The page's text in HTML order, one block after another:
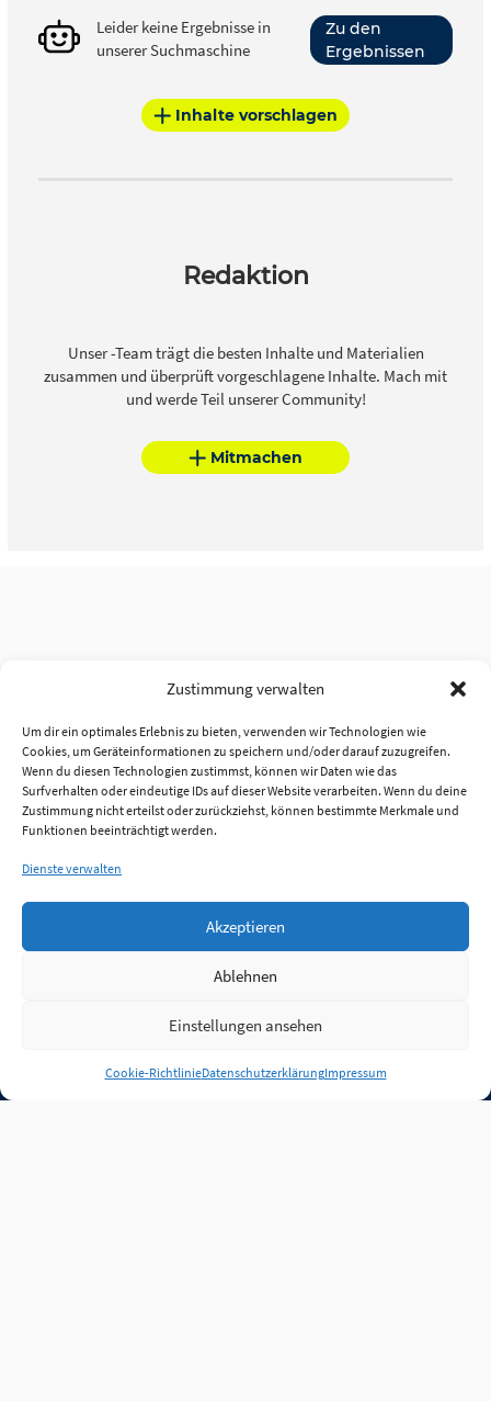
Zustimmung verwalten
Um dir ein optimales Erlebnis zu bieten, verwenden wir Technologien wie
Cookies, um Geräteinformationen zu speichern und/oder darauf zuzugreifen.
Wenn du diesen Technologien zustimmst, können wir Daten wie das
Surfverhalten oder eindeutige IDs auf dieser Website verarbeiten. Wenn du deine
Zustimmung nicht erteilst oder zurückziehst, können bestimmte Merkmale und
Funktionen beeinträchtigt werden.
Dienste verwalten
Akzeptieren
Ablehnen
Einstellungen ansehen
Cookie-RichtlinieDatenschutzerklärungImpressum
Leider keine Ergebnisse in
unserer Suchmaschine
Zu den
Ergebnissen
Inhalte vorschlagen
Redaktion
Unser -Team trägt die besten Inhalte und Materialien
zusammen und überprüft vorgeschlagene Inhalte. Mach mit
und werde Teil unserer Community!
Mitmachen
Anmelden
Jobs Partner FAQ Quellen